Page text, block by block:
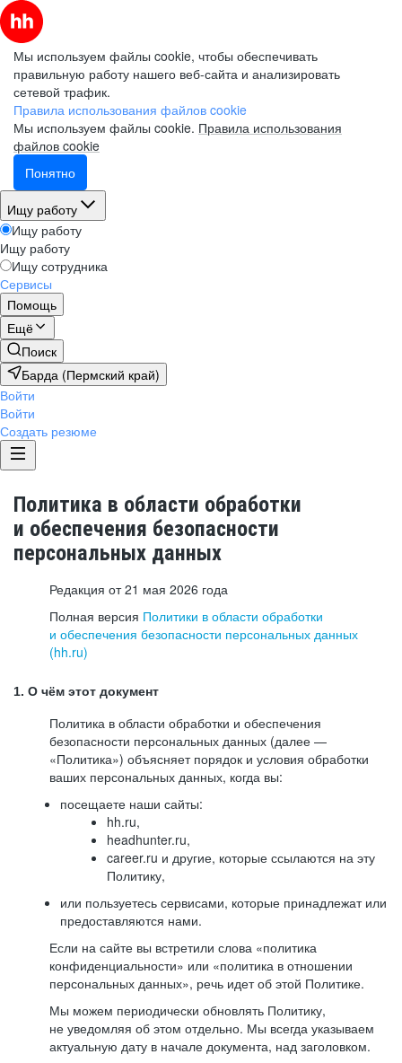
Мы используем файлы cookie, чтобы обеспечивать
правильную работу нашего веб-сайта и анализировать
сетевой трафик.
Правила использования файлов cookie
Мы используем файлы cookie. Правила использования
файлов cookie
Понятно
Ищу работу
Ищу работу
Ищу работу
Ищу сотрудника
Сервисы
Помощь
Ещё
Поиск
Барда (Пермский край)
Войти
Войти
Создать резюме
Политика в области обработки
и обеспечения безопасности
персональных данных
Редакция от 21 мая 2026 года
Полная версия Политики в области обработки
и обеспечения безопасности персональных данных
(hh.ru)
1. О чём этот документ
Политика в области обработки и обеспечения
безопасности персональных данных (далее —
«Политика») объясняет порядок и условия обработки
ваших персональных данных, когда вы:
посещаете наши сайты:
hh.ru,
headhunter.ru,
career.ru и другие, которые ссылаются на эту
Политику,
или пользуетесь сервисами, которые принадлежат или
предоставляются нами.
Если на сайте вы встретили слова «политика
конфиденциальности» или «политика в отношении
персональных данных», речь идет об этой Политике.
Мы можем периодически обновлять Политику,
не уведомляя об этом отдельно. Мы всегда указываем
актуальную дату в начале документа, над заголовком.